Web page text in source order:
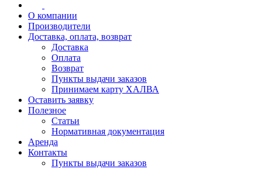
О компании
Производители
Доставка, оплата, возврат
Доставка
Оплата
Возврат
Пункты выдачи заказов
Принимаем карту ХАЛВА
Оставить заявку
Полезное
Статьи
Нормативная документация
Аренда
Контакты
Пункты выдачи заказов